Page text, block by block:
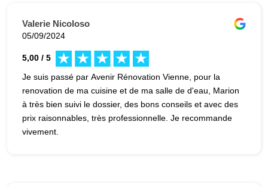
Valerie Nicoloso
05/09/2024
5,00 / 5
Je suis passé par Avenir Rénovation Vienne, pour la
renovation de ma cuisine et de ma salle de d'eau, Marion
à très bien suivi le dossier, des bons conseils et avec des
prix raisonnables, très professionnelle. Je recommande
vivement.